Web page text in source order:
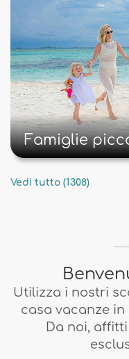
Famiglie
Vedi tutto (1308)
Utilizza i nostri
casa vacanze
Da noi,